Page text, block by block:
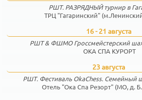
РШТ. РАЗРЯДНЫЙ турнир в
ТРЦ "Гагаринский"
16 - 21 августа
РШТ & ФШМО Гроссмейстерский
ОКА СПА КУРОРТ
23 августа
РШТ. Фестиваль OkaChess. Семейный
Отель "Ока Спа Резорт" (МО, д.